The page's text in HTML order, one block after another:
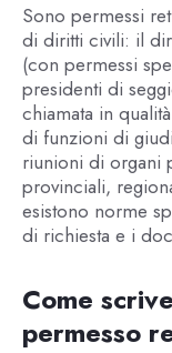
Sono permessi
di diritti civili: il
(con permessi
presidenti di
chiamata in
di funzioni di
riunioni di organi
provinciali,
esistono norme
di richiesta e i
Come
permesso